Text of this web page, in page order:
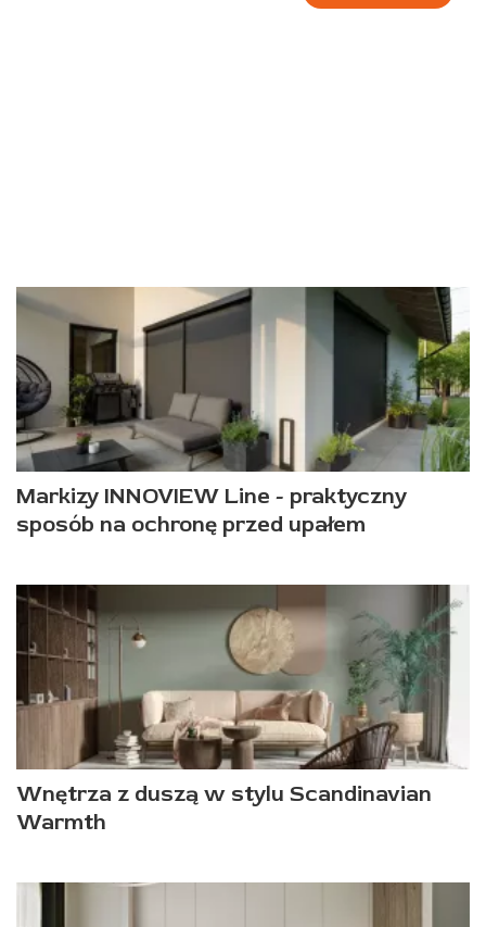
Markizy INNOVIEW Line - praktyczny
sposób na ochronę przed upałem
Wnętrza z duszą w stylu Scandinavian
Warmth